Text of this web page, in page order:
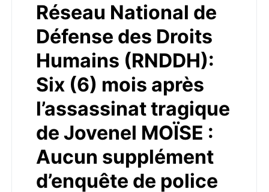
Réseau National de
Défense des Droits
Humains (RNDDH):
Six (6) mois après
l’assassinat tragique
de Jovenel MOÏSE :
Aucun supplément
d’enquête de police